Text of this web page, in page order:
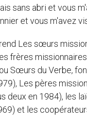
sans abri et vous
et vous m'avez
Les sœurs
frères
Sœurs du Verbe,
Les pères
deux en 1984), les
et les